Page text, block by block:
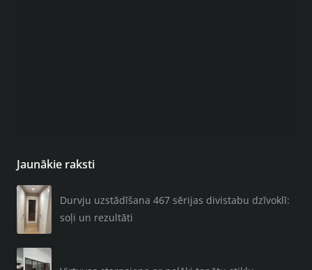
Jaunākie raksti
Durvju uzstādīšana 467 sērijas divistabu dzīvoklī:
soļi un rezultāti